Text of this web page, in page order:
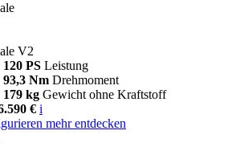
V2
120 PS Leistung
93,3 Nm Drehmoment
179 kg Gewicht ohne Kraftstoff
€ i
mehr entdecken